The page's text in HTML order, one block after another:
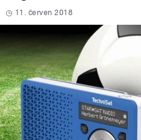
11. červen 2018